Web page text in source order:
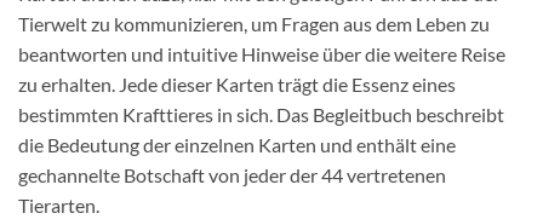
Tierwelt zu kommunizieren, um Fragen aus dem Leben zu
beantworten und intuitive Hinweise über die weitere Reise
zu erhalten. Jede dieser Karten trägt die Essenz eines
bestimmten Krafttieres in sich. Das Begleitbuch beschreibt
die Bedeutung der einzelnen Karten und enthält eine
gechannelte Botschaft von jeder der 44 vertretenen
Tierarten.